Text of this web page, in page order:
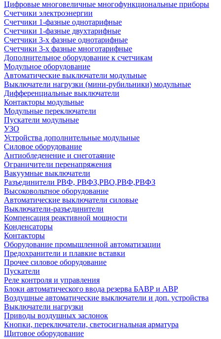
Цифровые многовеличные многофункциональные приборы
Счетчики электроэнергии
Счетчики 1-фазные однотарифные
Счетчики 1-фазные двухтарифные
Счетчики 3-х фазные однотарифные
Счетчики 3-х фазные многотарифные
Дополнительное оборудование к счетчикам
Модульное оборудование
Автоматические выключатели модульные
Выключатели нагрузки (мини-рубильники) модульные
Дифференциальные выключатели
Контакторы модульные
Модульные переключатели
Пускатели модульные
УЗО
Устройства дополнительные модульные
Силовое оборудование
Антиобледенение и снеготаяние
Ограничители перенапряжения
Вакуумные выключатели
Разъединители РВФ, РВФЗ,РВО,РВФ,РВФЗ
Высоковольтное оборудование
Автоматические выключатели cиловые
Выключатели-разъединители
Компенсация реактивной мощности
Конденсаторы
Контакторы
Оборудование промышленной автоматизации
Предохранители и плавкие вставки
Прочее силовое оборудование
Пускатели
Реле контроля и управления
Блоки автоматического ввода резерва БАВР и АВР
Воздушные автоматические выключатели и доп. устройства
Выключатели нагрузки
Приводы воздушных заслонок
Кнопки, переключатели, светосигнальная арматура
Щитовое оборудование